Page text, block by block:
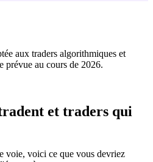
aux traders algorithmiques et
prévue au cours de 2026.
et traders qui
voie, voici ce que vous devriez